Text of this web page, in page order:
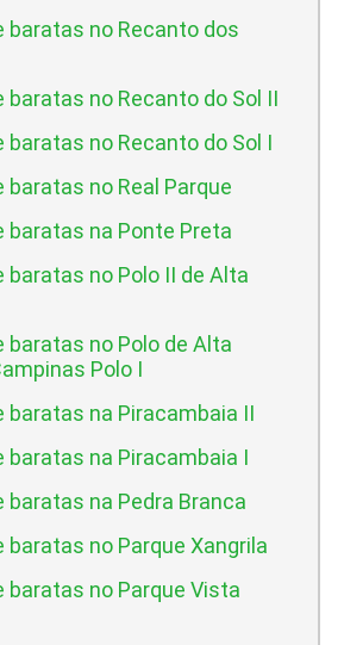
baratas no Recanto dos
baratas no Recanto do Sol II
baratas no Recanto do Sol I
baratas no Real Parque
baratas na Ponte Preta
baratas no Polo II de Alta
baratas no Polo de Alta
Polo I
baratas na Piracambaia II
baratas na Piracambaia I
baratas na Pedra Branca
baratas no Parque Xangrila
baratas no Parque Vista